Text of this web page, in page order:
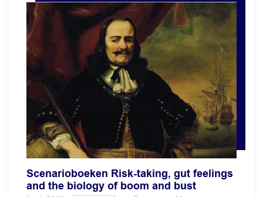
Scenarioboeken Risk-taking, gut feelings
and the biology of boom and bust